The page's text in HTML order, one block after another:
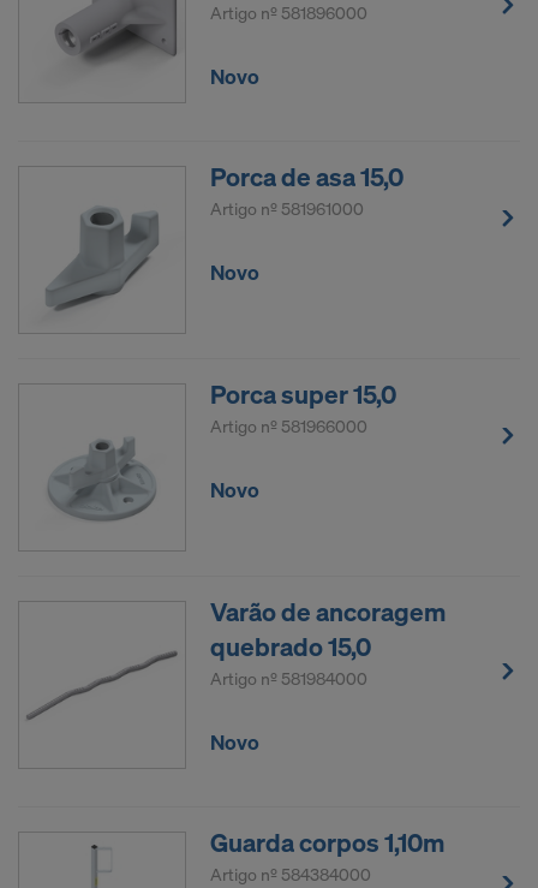
Artigo nº 581896000
Novo
Porca de asa 15,0
Artigo nº 581961000
Novo
Porca super 15,0
Artigo nº 581966000
Novo
Varão de ancoragem
quebrado 15,0
Artigo nº 581984000
Novo
Guarda corpos 1,10m
Artigo nº 584384000